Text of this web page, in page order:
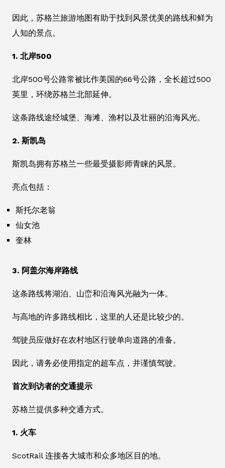
因此，苏格兰旅游地图有助于找到风景优美的路线和鲜为
人知的景点。
1. 北岸500
北岸500号公路常被比作美国的66号公路，全长超过500
英里，环绕苏格兰北部延伸。
这条路线途经城堡、海滩、渔村以及壮丽的沿海风光。
2. 斯凯岛
斯凯岛拥有苏格兰一些最受摄影师青睐的风景。
亮点包括：
斯托尔老翁
仙女池
奎林
3. 阿盖尔海岸路线
这条路线将湖泊、山峦和沿海风光融为一体。
与高地的许多路线相比，这里的人还是比较少的。
驾驶员应做好在农村地区行驶单向道路的准备。
因此，请务必使用指定的超车点，并谨慎驾驶。
首次到访者的交通提示
苏格兰提供多种交通方式。
1. 火车
ScotRail 连接各大城市和众多地区目的地。